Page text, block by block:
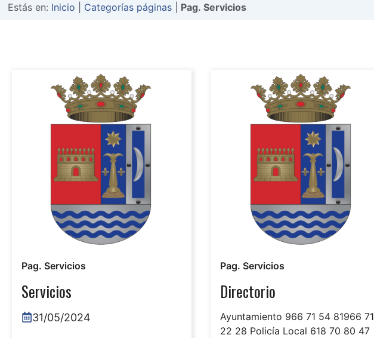
Estás en: Inicio Categorías páginas Pag. Servicios
Pag. Servicios
Servicios
31/05/2024
Pag. Servicios
Directorio
Ayuntamiento 966 71 54 81966 71
22 28 Policía Local 618 70 80 47